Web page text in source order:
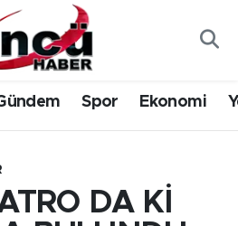
Spor Ekonomi
DA Kİ
Haritası